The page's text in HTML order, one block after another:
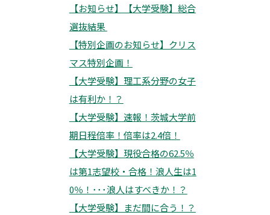
【お知らせ】【大学受験】総合
選抜結果
【特別企画のお知らせ】クリス
マス特別企画！
【大学受験】理工系分野の女子
は有利か！？
【大学受験】速報！茨城大学前
期日程倍率！倍率は2.4倍！
【大学受験】現役合格の62.5％
は第1志望校・合格！浪人生は1
0％！･･･浪人はすべきか！？
【大学受験】まだ間に合う！？